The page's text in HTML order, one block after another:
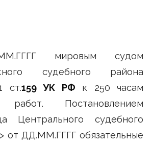
мировым судом
судебного района
ст.159 УК РФ к 250 часам
работ. Постановлением
Центрального судебного
от ДД.ММ.ГГГГ обязательные